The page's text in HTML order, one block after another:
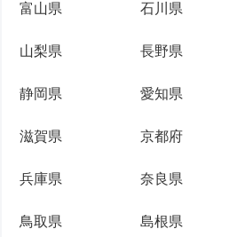
富山県 石川県
山梨県 長野県
静岡県 愛知県
滋賀県 京都府
兵庫県 奈良県
鳥取県 島根県